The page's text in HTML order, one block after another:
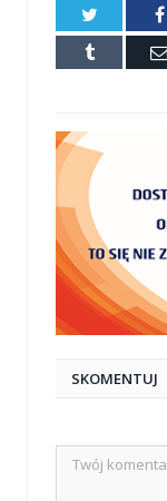
Twitter
Tumblr
SKOMENTUJ